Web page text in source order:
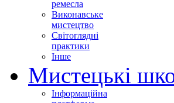
ремесла
Виконавське
мистецтво
Світоглядні
практики
Інше
Мистецькі
Інформаційна